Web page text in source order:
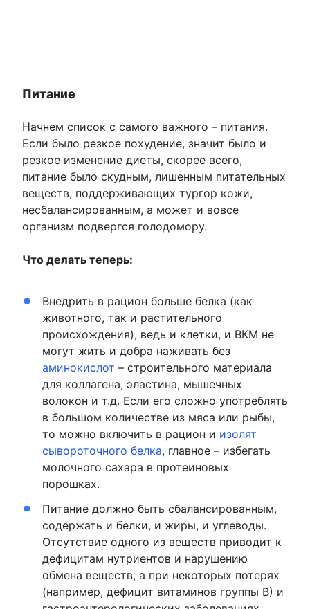
Питание
Начнем список с самого важного – питания.
Если было резкое похудение, значит было и
резкое изменение диеты, скорее всего,
питание было скудным, лишенным питательных
веществ, поддерживающих тургор кожи,
несбалансированным, а может и вовсе
организм подвергся голодомору.
Что делать теперь:
Внедрить в рацион больше белка (как
животного, так и растительного
происхождения), ведь и клетки, и ВКМ не
могут жить и добра наживать без
аминокислот – строительного материала
для коллагена, эластина, мышечных
волокон и т.д. Если его сложно употреблять
в большом количестве из мяса или рыбы,
то можно включить в рацион и изолят
сывороточного белка, главное – избегать
молочного сахара в протеиновых
порошках.
Питание должно быть сбалансированным,
содержать и белки, и жиры, и углеводы.
Отсутствие одного из веществ приводит к
дефицитам нутриентов и нарушению
обмена веществ, а при некоторых потерях
(например, дефицит витаминов группы В) и